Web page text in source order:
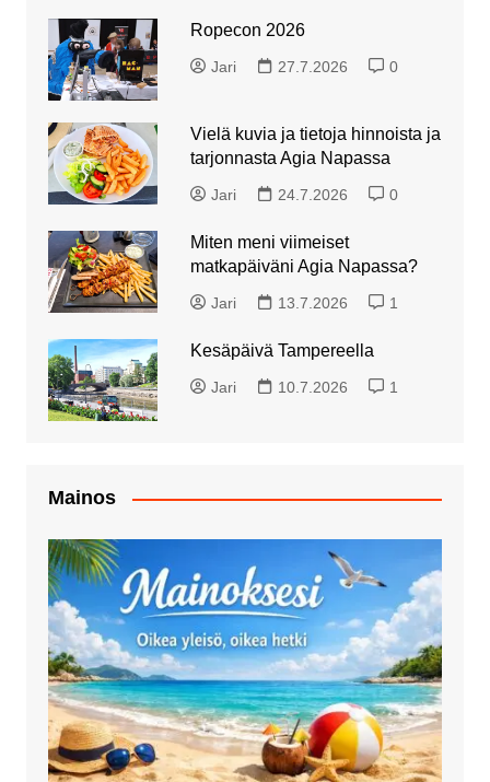
Ropecon 2026
Jari 27.7.2026 0
Vielä kuvia ja tietoja hinnoista ja
tarjonnasta Agia Napassa
Jari 24.7.2026 0
Miten meni viimeiset
matkapäiväni Agia Napassa?
Jari 13.7.2026 1
Kesäpäivä Tampereella
Jari 10.7.2026 1
Mainos